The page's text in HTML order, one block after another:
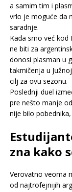
a samim tim i
vrlo je moguće da
saradnje.
Kada smo već kod
ne biti za
donosi plasman u
takmičenja u
cilj za ovu sezonu.
Poslednji duel
pre nešto manje
nije bilo
zna kako
Verovatno veoma
od najtrofejnijih